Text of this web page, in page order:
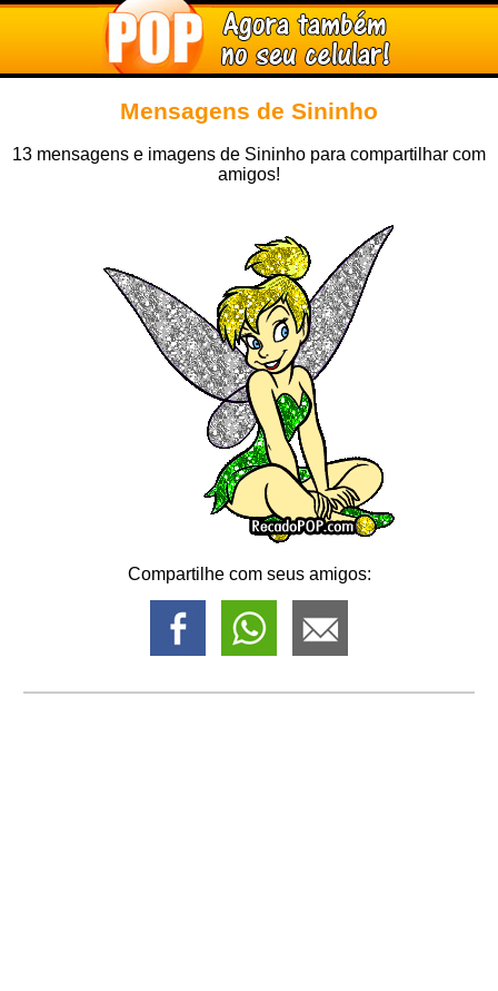
Mensagens de Sininho
13 mensagens e imagens de Sininho para compartilhar com
amigos!
Compartilhe com seus amigos: